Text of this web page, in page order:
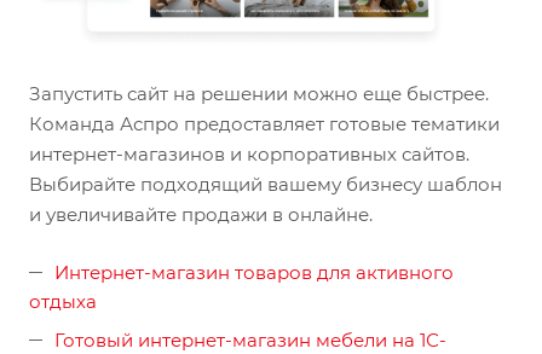
Запустить сайт на решении можно еще быстрее.
Команда Аспро предоставляет готовые тематики
интернет-магазинов и корпоративных сайтов.
Выбирайте подходящий вашему бизнесу шаблон
и увеличивайте продажи в онлайне.
Интернет-магазин товаров для активного
отдыха
Готовый интернет-магазин мебели на 1С-